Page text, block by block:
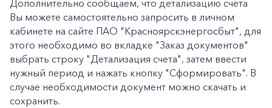
Заказать обратный звонок
Дополнительно сообщаем, что детализацию счета
Вы можете самостоятельно запросить в личном
кабинете на сайте ПАО "Красноярскэнергосбыт", для
этого необходимо во вкладке "Заказ документов"
выбрать строку "Детализация счета", затем ввести
нужный период и нажать кнопку "Сформировать". В
случае необходимости документ можно скачать и
сохранить.